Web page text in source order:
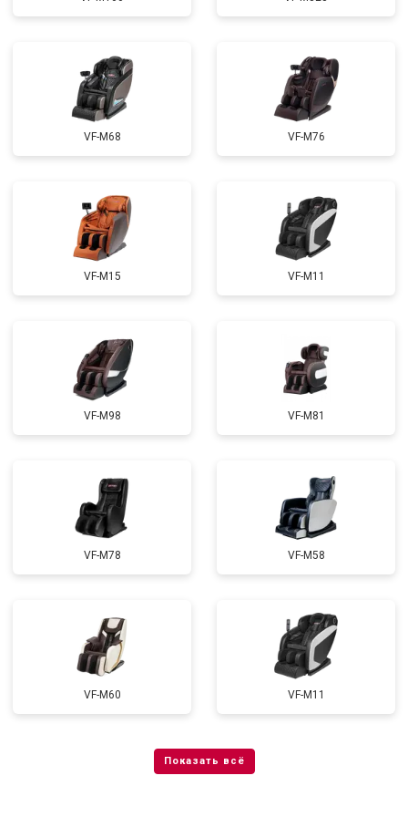
Ремонт сканера от 4800 ₽ Заказать
Ремонт купюроприемника
Замена сетевого трансформатора от 4500 ₽ Заказать
Ремонт микро-лифта от 5500 ₽
VF-M68 VF-M76
VF-M15 VF-M11
VF-M98 VF-M81
VF-M78 VF-M58
VF-M60 VF-M11